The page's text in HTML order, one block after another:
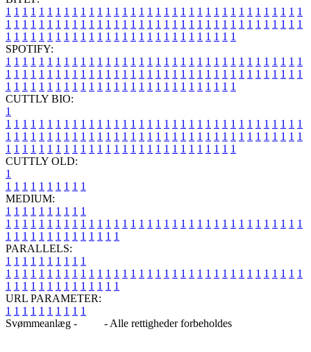
1 1 1 1 1 1 1 1 1 1 1 1 1 1 1 1 1 1 1 1 1 1 1 1 1 1 1 1 1 1 1 1 1 1 1 1
1 1 1 1 1 1 1 1 1 1 1 1 1 1 1 1 1 1 1 1 1 1 1 1 1 1 1 1 1 1 1 1 1 1 1 1
1 1 1 1 1 1 1 1 1 1 1 1 1 1 1 1 1 1 1 1 1 1 1 1 1 1 1 1
SPOTIFY:
1 1 1 1 1 1 1 1 1 1 1 1 1 1 1 1 1 1 1 1 1 1 1 1 1 1 1 1 1 1 1 1 1 1 1 1
1 1 1 1 1 1 1 1 1 1 1 1 1 1 1 1 1 1 1 1 1 1 1 1 1 1 1 1 1 1 1 1 1 1 1 1
1 1 1 1 1 1 1 1 1 1 1 1 1 1 1 1 1 1 1 1 1 1 1 1 1 1 1 1
CUTTLY BIO:
1
1 1 1 1 1 1 1 1 1 1 1 1 1 1 1 1 1 1 1 1 1 1 1 1 1 1 1 1 1 1 1 1 1 1 1 1
1 1 1 1 1 1 1 1 1 1 1 1 1 1 1 1 1 1 1 1 1 1 1 1 1 1 1 1 1 1 1 1 1 1 1 1
1 1 1 1 1 1 1 1 1 1 1 1 1 1 1 1 1 1 1 1 1 1 1 1 1 1 1 1
CUTTLY OLD:
1
1 1 1 1 1 1 1 1 1 1
MEDIUM:
1 1 1 1 1 1 1 1 1 1
1 1 1 1 1 1 1 1 1 1 1 1 1 1 1 1 1 1 1 1 1 1 1 1 1 1 1 1 1 1 1 1 1 1 1 1
1 1 1 1 1 1 1 1 1 1 1 1 1 1
PARALLELS:
1 1 1 1 1 1 1 1 1 1
1 1 1 1 1 1 1 1 1 1 1 1 1 1 1 1 1 1 1 1 1 1 1 1 1 1 1 1 1 1 1 1 1 1 1 1
1 1 1 1 1 1 1 1 1 1 1 1 1 1
URL PARAMETER:
1 1 1 1 1 1 1 1 1 1
Svømmeanlæg -
- Alle rettigheder forbeholdes